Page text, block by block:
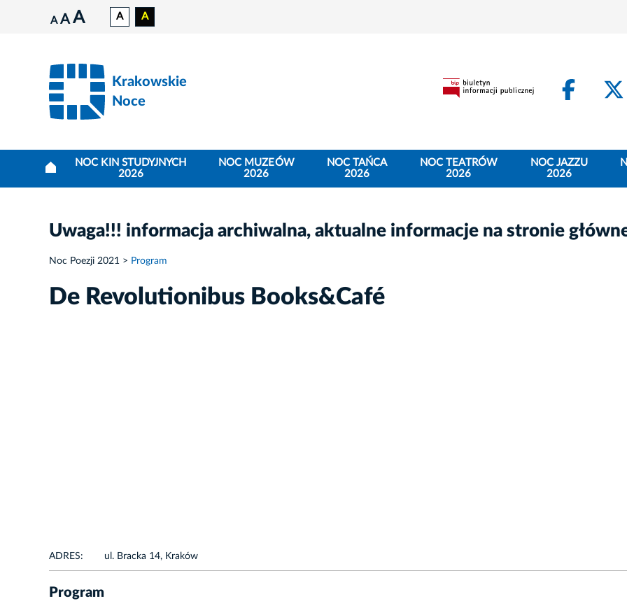
A A A A A
Krakowskie
Noce
NOC KIN STUDYJNYCH
2026
NOC MUZEÓW
2026
NOC TAŃCA
2026
NOC TEATRÓW
2026
NOC JAZZU
2026
Uwaga!!! informacja archiwalna, aktualne informacje na stronie
Noc Poezji 2021 Program
De Revolutionibus Books&Café
ADRES: ul. Bracka 14, Kraków
Program